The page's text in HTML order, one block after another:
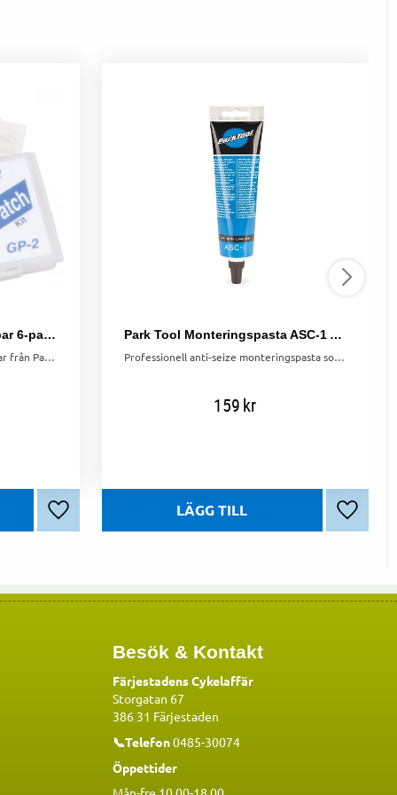
Självhäftande lagningslappar 6-pack Park Tool
6-pack självhäftande lagningslappar från Park Tool. Enkel och snabb reparation av punkteringar för bästa resultat.
Lägg till i favoriter
Park Tool Monteringspasta ASC-1 Anti-Seize Compound
Professionell anti-seize monteringspasta som minskar friktion och förhindrar fastrostning vid montering av cykelkomponenter.
159kr
Lägg
Besök & Kontakt
Färjestadens Cykelaffär
Storgatan 67
386 31 Färjestaden
📞Telefon0485-30074
Öppettider